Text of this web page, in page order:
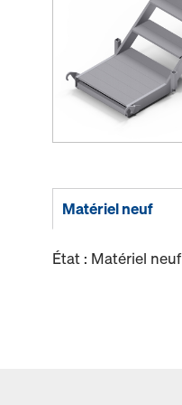
Matériel neuf
État : Matériel neuf